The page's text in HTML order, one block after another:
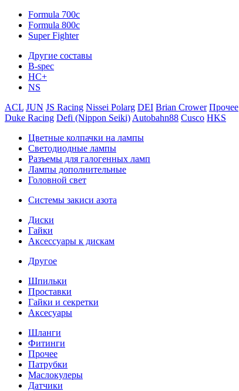
Formula 700c
Formula 800c
Super Fighter
Другие составы
B-spec
HC+
NS
ACL JUN JS Racing Nissei Polarg DEI Brian Crower Прочее
Duke Racing Defi (Nippon Seiki) Autobahn88 Cusco HKS
Цветные колпачки на лампы
Светодиодные лампы
Разъемы для галогенных ламп
Лампы дополнительные
Головной свет
Системы закиси азота
Диски
Гайки
Аксессуары к дискам
Другое
Шпильки
Проставки
Гайки и секретки
Аксесуары
Шланги
Фитинги
Прочее
Патрубки
Маслокулеры
Датчики